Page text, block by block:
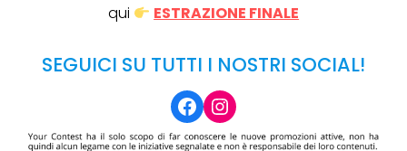
qui
ESTRAZIONE FINALE
SEGUICI SU TUTTI I NOSTRI SOCIAL!
Facebook
Instagram